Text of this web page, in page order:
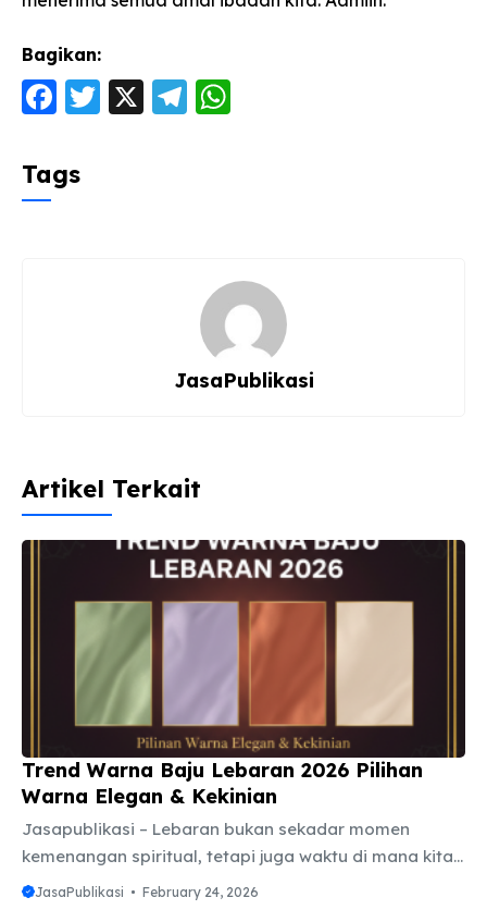
Bagikan:
F
c
e
T
X
T
p
p
Tags
JasaPublikasi
Artikel Terkait
Trend Warna Baju Lebaran 2026 Pilihan
Warna Elegan & Kekinian
Jasapublikasi – Lebaran bukan sekadar momen
kemenangan spiritual, tetapi juga waktu di mana kita
ingin memberikan penampilan terbaik saat
JasaPublikasi February 24, 2026